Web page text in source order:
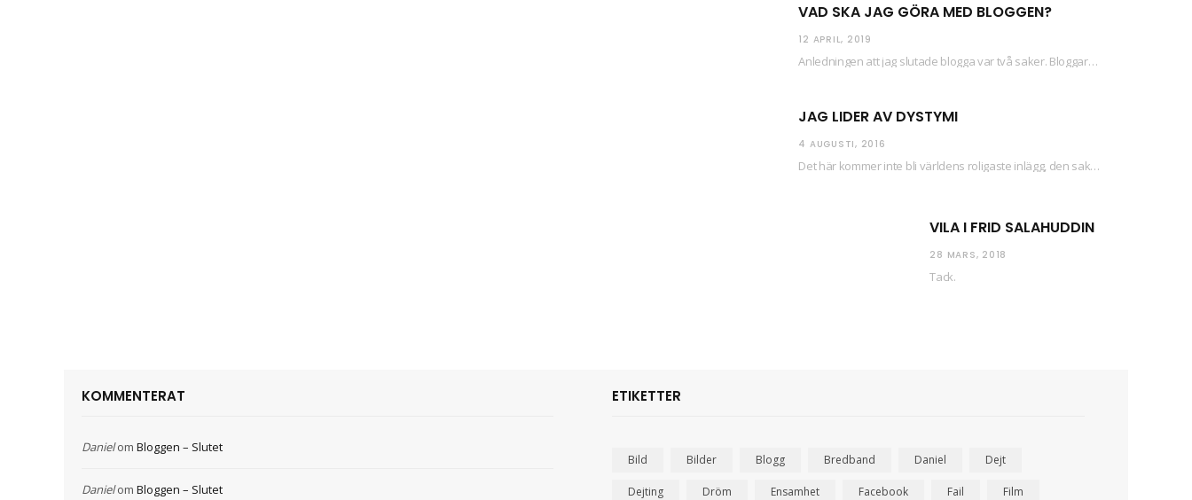
VAD SKA JAG GÖRA MED BLOGGEN?
12 APRIL, 2019
Anledningen att jag slutade blogga var två saker. Bloggaren Daniel skrev ut checkar som personen…
JAG LIDER AV DYSTYMI
4 AUGUSTI, 2016
Det här kommer inte bli världens roligaste inlägg, den saken kan ni räkna med. Det…
VILA I FRID SALAHUDDIN
28 MARS, 2018
Tack.
KOMMENTERAT
Danielom Bloggen – Slutet
Danielom Bloggen – Slutet
ETIKETTER
Bild Bilder Blogg Bredband Daniel Dejt
Dejting Dröm Ensamhet Facebook Fail Film